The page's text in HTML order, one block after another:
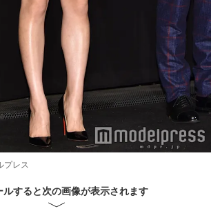
プレス
ルすると次の画像が表示されます